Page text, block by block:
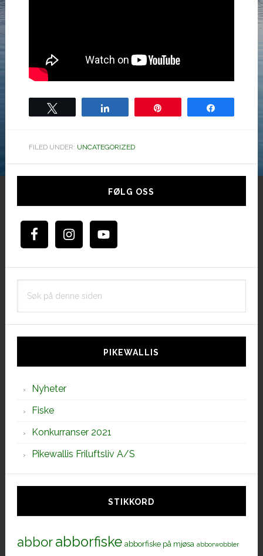
FILED UNDER: UNCATEGORIZED
Hoved
FØLG OSS
PIKEWALLIS
Nyheter
Fiske
Konkurranser 2021
Pikewallis Friluftsliv A/S
STIKKORD
abborabborfiske abborfiske på mjøsa abborwobbler